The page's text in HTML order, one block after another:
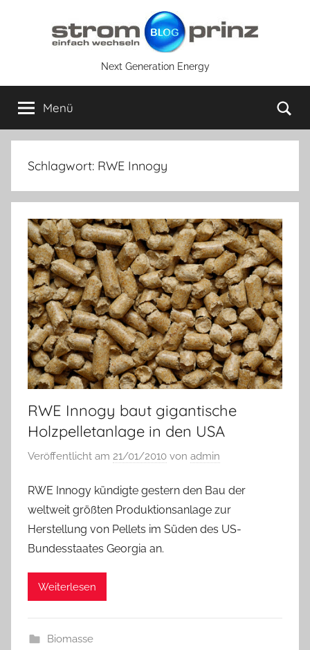
Next Generation Energy
Menü
Schlagwort: RWE Innogy
RWE Innogy baut gigantische
Holzpelletanlage in den USA
Veröffentlicht am 21/01/2010 von admin
RWE Innogy kündigte gestern den Bau der
weltweit größten Produktionsanlage zur
Herstellung von Pellets im Süden des US-
Bundesstaates Georgia an.
Weiterlesen
Biomasse